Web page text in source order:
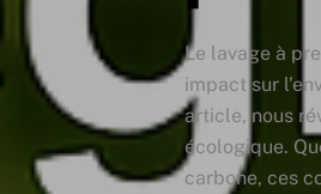
Le lavage à
impact sur
article, nous
écologique.
carbone, ces